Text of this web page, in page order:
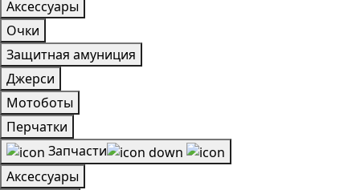
Аксессуары
Очки
Защитная амуниция
Джерси
Мотоботы
Перчатки
Запчасти
Аксессуары